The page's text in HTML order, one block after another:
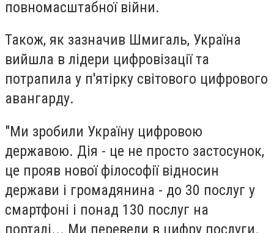
повномасштабної війни.
Також, як зазначив Шмигаль, Україна
вийшла в лідери цифровізації та
потрапила у п'ятірку світового цифрового
авангарду.
"Ми зробили Україну цифровою
державою. Дія - це не просто застосунок,
це прояв нової філософії відносин
держави і громадянина - до 30 послуг у
смартфоні і понад 130 послуг на
порталі... Ми перевели в цифру послуги.